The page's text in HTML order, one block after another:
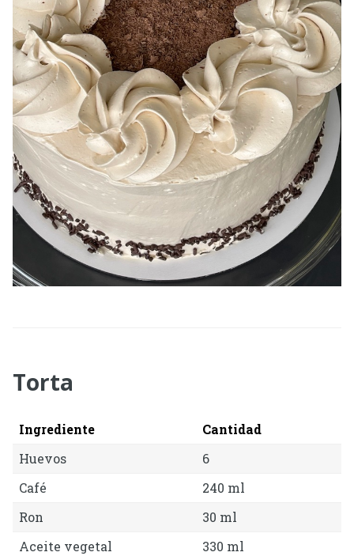
Torta
Ingrediente
Cantidad
Huevos
6
Café
240 ml
Ron
30 ml
Aceite vegetal
330 ml